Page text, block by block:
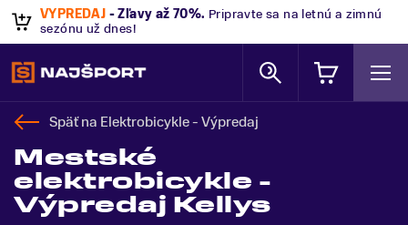
VÝPREDAJ - Zľavy až 70%. Pripravte sa na letnú a zimnú
sezónu už dnes!
Späť na Elektrobicykle - Výpredaj
Mestské
elektrobicykle -
Výpredaj Kellys